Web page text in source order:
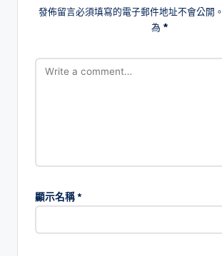
發佈留言必須填寫的電子郵件地址不會公開。
為 *
顯示名稱*